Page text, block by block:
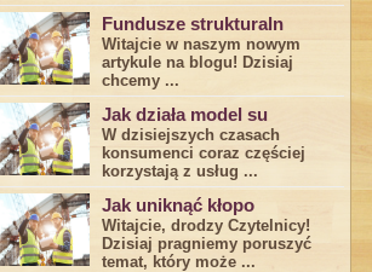
Fundusze strukturaln
Witajcie w naszym nowym
artykule na blogu! Dzisiaj
chcemy ...
Jak działa model su
W dzisiejszych czasach
konsumenci ‌coraz częściej
korzystają z usług⁤ ...
Jak uniknąć kłopo
Witajcie, drodzy Czytelnicy!
Dzisiaj pragniemy poruszyć
temat, który może ...